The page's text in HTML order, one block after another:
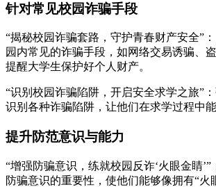
针对常见校园诈骗手段
“揭秘校园诈骗套路，守护青春财产安全”
园内常见的诈骗手段，如网络交易诱骗、
提醒大学生保护好个人财产。
“识别校园诈骗陷阱，开启安全求学之旅”
识别各种诈骗陷阱，让他们在求学过程中能
提升防范意识与能力
“增强防骗意识，练就校园反诈‘火眼金睛
防骗意识的重要性，使他们能够像拥有“火